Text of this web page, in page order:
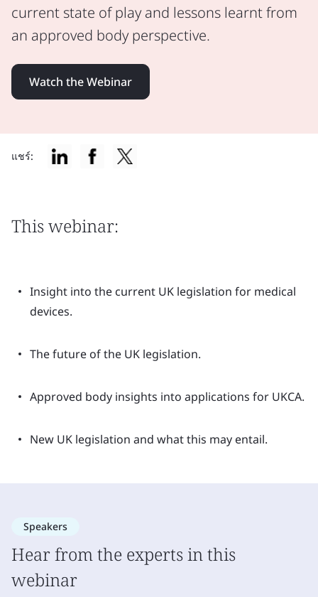
current state of play and lessons learnt from
an approved body perspective.
Watch the Webinar
แชร์:
This webinar:
Insight into the current UK legislation for medical
devices.
The future of the UK legislation.
Approved body insights into applications for UKCA.
New UK legislation and what this may entail.
Speakers
Hear from the experts in this
webinar